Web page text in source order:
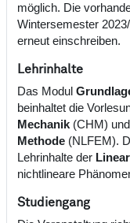
möglich. Die
Wintersemester
erneut einschreiben.
Lehrinhalte
Das Modul
beinhaltet die
Mechanik (CHM) und
Methode (NLFEM).
Lehrinhalte der
nichtlineare
Studiengang